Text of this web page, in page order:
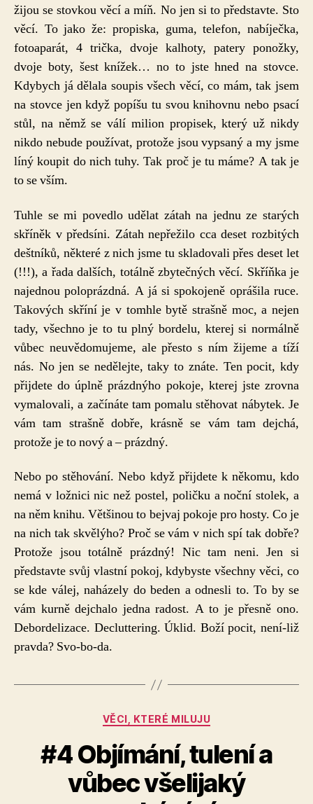
žijou se stovkou věcí a míň. No jen si to představte. Sto
věcí. To jako že: propiska, guma, telefon, nabíječka,
fotoaparát, 4 trička, dvoje kalhoty, patery ponožky,
dvoje boty, šest knížek… no to jste hned na stovce.
Kdybych já dělala soupis všech věcí, co mám, tak jsem
na stovce jen když popíšu tu svou knihovnu nebo psací
stůl, na němž se válí milion propisek, který už nikdy
nikdo nebude používat, protože jsou vypsaný a my jsme
líný koupit do nich tuhy. Tak proč je tu máme? A tak je
to se vším.
Tuhle se mi povedlo udělat zátah na jednu ze starých
skříněk v předsíni. Zátah nepřežilo cca deset rozbitých
deštníků, některé z nich jsme tu skladovali přes deset let
(!!!), a řada dalších, totálně zbytečných věcí. Skříňka je
najednou poloprázdná. A já si spokojeně oprášila ruce.
Takových skříní je v tomhle bytě strašně moc, a nejen
tady, všechno je to tu plný bordelu, kterej si normálně
vůbec neuvědomujeme, ale přesto s ním žijeme a tíží
nás. No jen se nedělejte, taky to znáte. Ten pocit, kdy
přijdete do úplně prázdnýho pokoje, kterej jste zrovna
vymalovali, a začínáte tam pomalu stěhovat nábytek. Je
vám tam strašně dobře, krásně se vám tam dejchá,
protože je to nový a – prázdný.
Nebo po stěhování. Nebo když přijdete k někomu, kdo
nemá v ložnici nic než postel, poličku a noční stolek, a
na něm knihu. Většinou to bejvaj pokoje pro hosty. Co je
na nich tak skvělýho? Proč se vám v nich spí tak dobře?
Protože jsou totálně prázdný! Nic tam neni. Jen si
představte svůj vlastní pokoj, kdybyste všechny věci, co
se kde válej, naházely do beden a odnesli to. To by se
vám kurně dejchalo jedna radost. A to je přesně ono.
Debordelizace. Decluttering. Úklid. Boží pocit, není-liž
pravda? Svo-bo-da.
Rubriky
VĚCI, KTERÉ MILUJU
#4 Objímání, tulení a
vůbec všelijaký